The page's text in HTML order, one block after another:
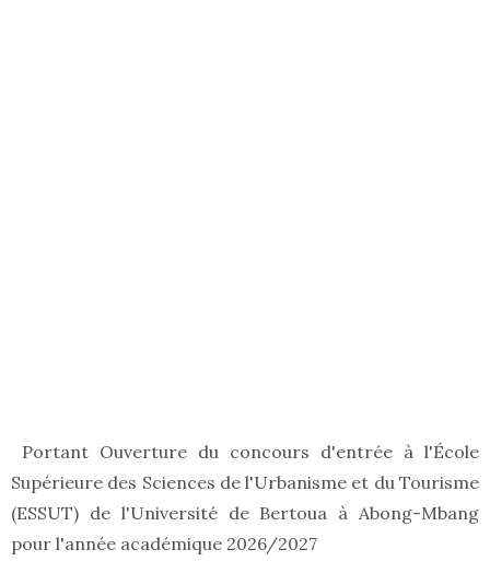
Portant Ouverture du concours d'entrée à l'École
Supérieure des Sciences de l'Urbanisme et du Tourisme
(ESSUT) de l'Université de Bertoua à Abong-Mbang
pour l'année académique 2026/2027